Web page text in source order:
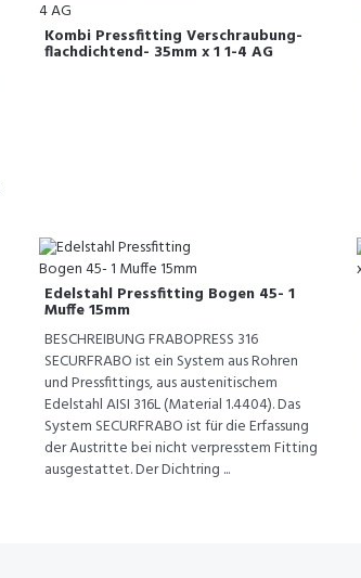
Kombi Pressfitting Verschraubung-
flachdichtend- 35mm x 1 1-4 AG
Edelstahl Pressfitting Bogen 45- 1
Muffe 15mm
BESCHREIBUNG FRABOPRESS 316
SECURFRABO ist ein System aus Rohren
und Pressfittings, aus austenitischem
Edelstahl AISI 316L (Material 1.4404). Das
System SECURFRABO ist für die Erfassung
der Austritte bei nicht verpresstem Fitting
ausgestattet. Der Dichtring ...